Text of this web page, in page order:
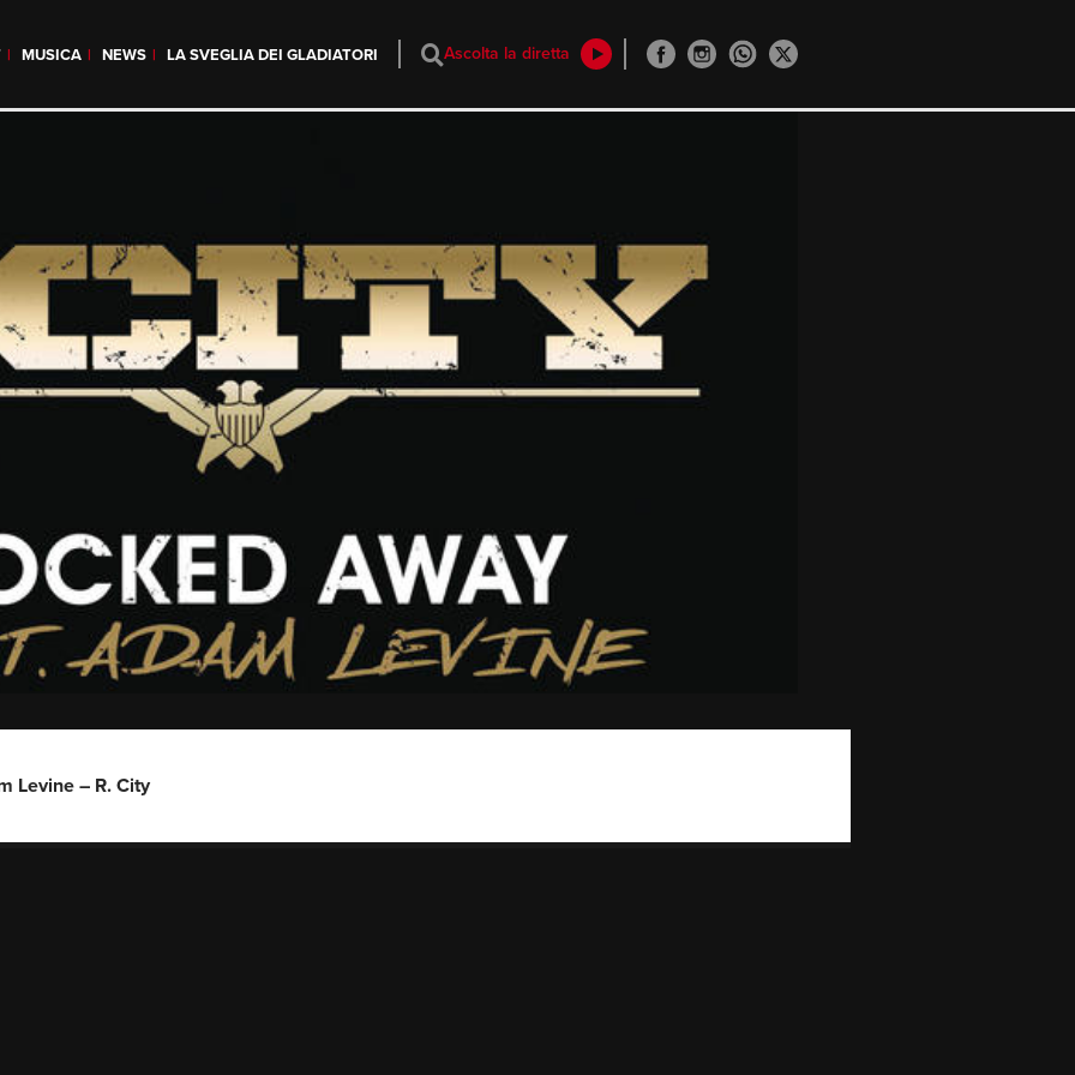
MUSICA NEWS LA SVEGLIA DEI GLADIATORI Ascolta la diretta
Levine – R. City